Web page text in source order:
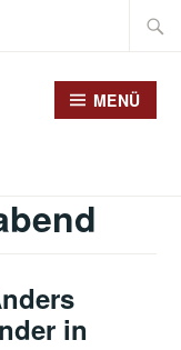
Suche
MENÜ
in